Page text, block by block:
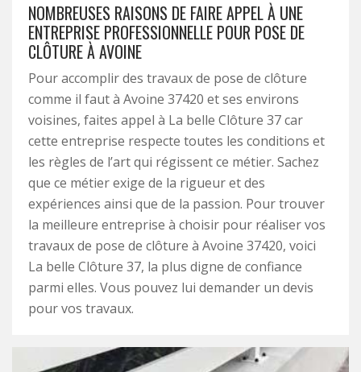
NOMBREUSES RAISONS DE FAIRE APPEL À UNE
ENTREPRISE PROFESSIONNELLE POUR POSE DE
CLÔTURE À AVOINE
Pour accomplir des travaux de pose de clôture
comme il faut à Avoine 37420 et ses environs
voisines, faites appel à La belle Clôture 37 car
cette entreprise respecte toutes les conditions et
les règles de l’art qui régissent ce métier. Sachez
que ce métier exige de la rigueur et des
expériences ainsi que de la passion. Pour trouver
la meilleure entreprise à choisir pour réaliser vos
travaux de pose de clôture à Avoine 37420, voici
La belle Clôture 37, la plus digne de confiance
parmi elles. Vous pouvez lui demander un devis
pour vos travaux.